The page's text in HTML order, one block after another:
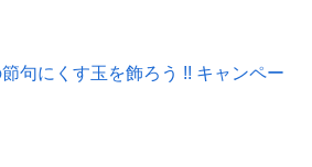
節句にくす玉を飾ろう !! キャンペー